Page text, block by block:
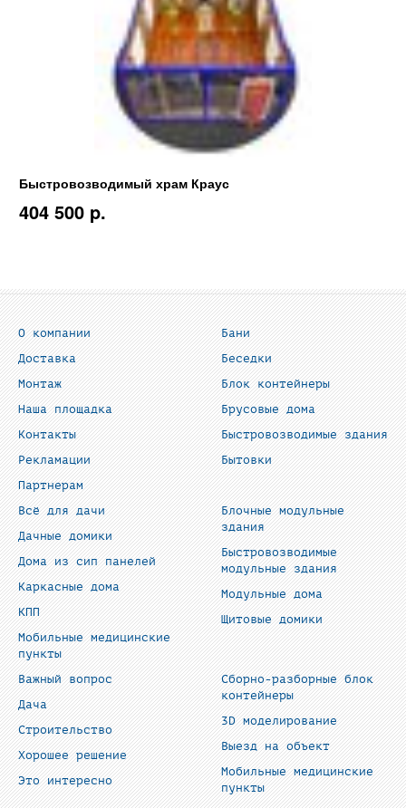
Быстровозводимый храм Краус
404 500 p.
О компании
Доставка
Монтаж
Наша площадка
Контакты
Рекламации
Партнерам
Бани
Беседки
Блок контейнеры
Брусовые дома
Быстровозводимые здания
Бытовки
Всё для дачи
Дачные домики
Дома из сип панелей
Каркасные дома
КПП
Мобильные медицинские
пункты
Блочные модульные
здания
Быстровозводимые
модульные здания
Модульные дома
Щитовые домики
Важный вопрос
Дача
Строительство
Хорошее решение
Это интересно
Сборно-разборные блок
контейнеры
3D моделирование
Выезд на объект
Мобильные медицинские
пункты